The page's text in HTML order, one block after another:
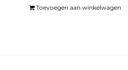
Toevoegen aan winkelwagen